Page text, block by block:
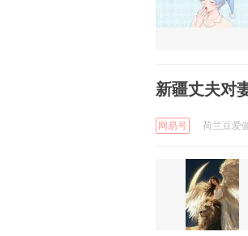
新疆丈夫对
网易号 荷兰豆爱